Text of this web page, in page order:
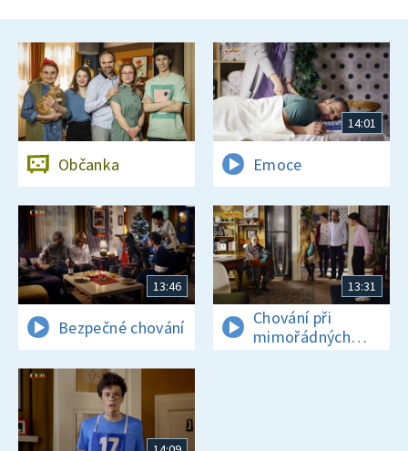
Občanka
14:01
Emoce
13:46
Bezpečné chování
13:31
Chování při
mimořádných
událostech